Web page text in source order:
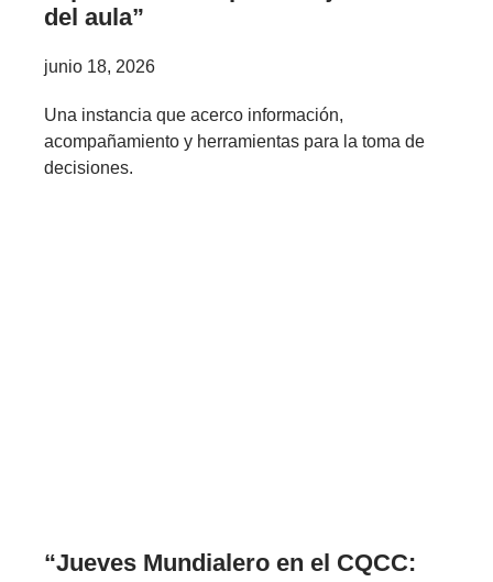
del aula”
junio 18, 2026
Una instancia que acerco información,
acompañamiento y herramientas para la toma de
decisiones.
“Jueves Mundialero en el CQCC: